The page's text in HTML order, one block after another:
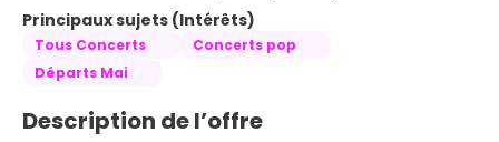
Principaux sujets (Intérêts)
Tous Concerts
Concerts pop
Départs Mai
Description de l’offre